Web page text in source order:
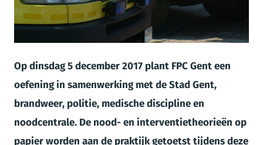
Op dinsdag 5 december 2017 plant FPC Gent een
oefening in samenwerking met de Stad Gent,
brandweer, politie, medische discipline en
noodcentrale. De nood- en interventietheorieën op
papier worden aan de praktijk getoetst tijdens deze